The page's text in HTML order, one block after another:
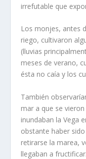
irrefutable que
Los monjes, antes
riego, cultivaron
(lluvias
meses de verano,
ésta no caía y los
También
mar a que se
inundaban la Vega
obstante haber
retirarse la marea,
llegaban a fructificar.